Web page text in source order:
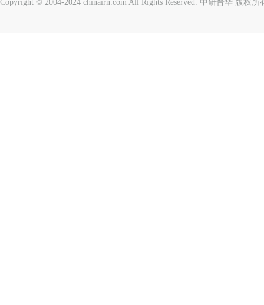
Copyright © 2004-2024 chinairn.com All Rights Reserved. 中研普华 版权所